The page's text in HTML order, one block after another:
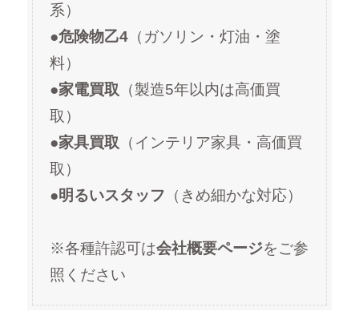
系）
●危険物乙4 （ガソリン・灯油・塗
料）
●家電買取 （製造5年以内は高価買
取）
●家具買取 （インテリア家具・高価買
取）
●明るいスタッフ （きめ細かな対応）
※各種許認可は会社概要ページをご参
照ください